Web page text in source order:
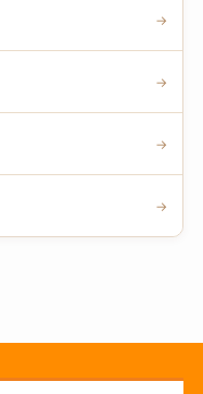
→
→
→
→